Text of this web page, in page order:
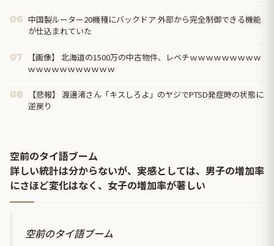
06 中国製ルーター20機種にバックドア 外部から完全制御できる機能
が仕込まれていた
07
【画像】 北海道の1500万の中古物件、レベチｗｗｗｗｗｗｗｗｗ
ｗｗｗｗｗｗｗｗｗｗｗ
08
【悲報】 渡邊渚さん「キスしろよ」のヤジでPTSD発症時の状態に
逆戻り
空前のタイ語ブーム
詳しい統計は分からないが、実感としては、男子の増加率
にさほど変化はなく、女子の増加率が著しい
空前のタイ語ブーム